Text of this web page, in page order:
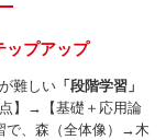
ップアップ
難しい 「段階学習」
】→【基礎＋応用論
で、森（全体像）→木